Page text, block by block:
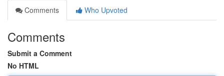
Comments
Who Upvoted
Comments
Submit a Comment
No HTML